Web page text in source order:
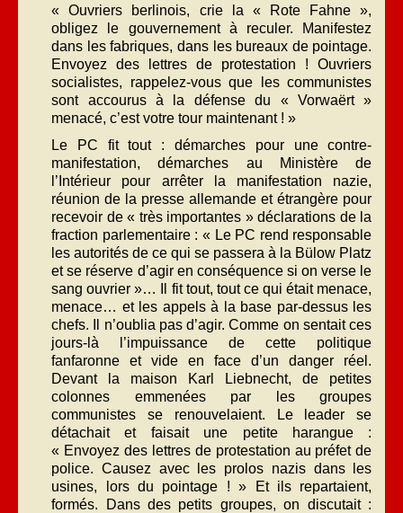
« Ouvriers berlinois, crie la « Rote Fahne »,
obligez le gouvernement à reculer. Manifestez
dans les fabriques, dans les bureaux de pointage.
Envoyez des lettres de protestation ! Ouvriers
socialistes, rappelez-vous que les communistes
sont accourus à la défense du « Vorwaërt »
menacé, c’est votre tour maintenant ! »
Le PC fit tout : démarches pour une contre-
manifestation, démarches au Ministère de
l’Intérieur pour arrêter la manifestation nazie,
réunion de la presse allemande et étrangère pour
recevoir de « très importantes » déclarations de la
fraction parlementaire : « Le PC rend responsable
les autorités de ce qui se passera à la Bülow Platz
et se réserve d’agir en conséquence si on verse le
sang ouvrier »… Il fit tout, tout ce qui était menace,
menace… et les appels à la base par-dessus les
chefs. Il n’oublia pas d’agir. Comme on sentait ces
jours-là l’impuissance de cette politique
fanfaronne et vide en face d’un danger réel.
Devant la maison Karl Liebnecht, de petites
colonnes emmenées par les groupes
communistes se renouvelaient. Le leader se
détachait et faisait une petite harangue :
« Envoyez des lettres de protestation au préfet de
police. Causez avec les prolos nazis dans les
usines, lors du pointage ! » Et ils repartaient,
formés. Dans des petits groupes, on discutait :